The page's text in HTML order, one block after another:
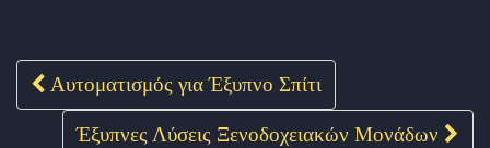
Post navigation
Αυτοματισμός για Έξυπνο Σπίτι
Έξυπνες Λύσεις Ξενοδοχειακών Μονάδων